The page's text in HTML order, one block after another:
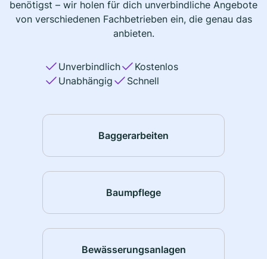
benötigst – wir holen für dich unverbindliche Angebote
von verschiedenen Fachbetrieben ein, die genau das
anbieten.
Unverbindlich
Kostenlos
Unabhängig
Schnell
Baggerarbeiten
Baumpflege
Bewässerungsanlagen